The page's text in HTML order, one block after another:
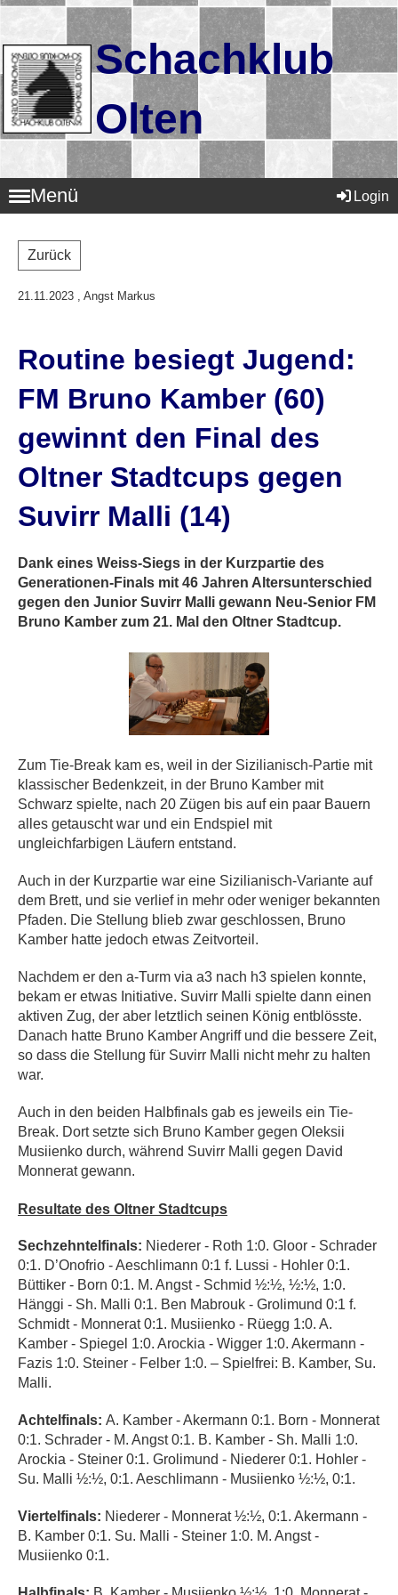
Schachklub
Olten
Menü Login
Zurück
21.11.2023 , Angst Markus
Routine besiegt Jugend:
FM Bruno Kamber (60)
gewinnt den Final des
Oltner Stadtcups gegen
Suvirr Malli (14)
Dank eines Weiss-Siegs in der Kurzpartie des
Generationen-Finals mit 46 Jahren Altersunterschied
gegen den Junior Suvirr Malli gewann Neu-Senior FM
Bruno Kamber zum 21. Mal den Oltner Stadtcup.
Zum Tie-Break kam es, weil in der Sizilianisch-Partie mit
klassischer Bedenkzeit, in der Bruno Kamber mit
Schwarz spielte, nach 20 Zügen bis auf ein paar Bauern
alles getauscht war und ein Endspiel mit
ungleichfarbigen Läufern entstand.
Auch in der Kurzpartie war eine Sizilianisch-Variante auf
dem Brett, und sie verlief in mehr oder weniger bekannten
Pfaden. Die Stellung blieb zwar geschlossen, Bruno
Kamber hatte jedoch etwas Zeitvorteil.
Nachdem er den a-Turm via a3 nach h3 spielen konnte,
bekam er etwas Initiative. Suvirr Malli spielte dann einen
aktiven Zug, der aber letztlich seinen König entblösste.
Danach hatte Bruno Kamber Angriff und die bessere Zeit,
so dass die Stellung für Suvirr Malli nicht mehr zu halten
war.
Auch in den beiden Halbfinals gab es jeweils ein Tie-
Break. Dort setzte sich Bruno Kamber gegen Oleksii
Musiienko durch, während Suvirr Malli gegen David
Monnerat gewann.
Resultate des Oltner Stadtcups
Sechzehntelfinals: Niederer - Roth 1:0. Gloor - Schrader
0:1. D’Onofrio - Aeschlimann 0:1 f. Lussi - Hohler 0:1.
Büttiker - Born 0:1. M. Angst - Schmid ½:½, ½:½, 1:0.
Hänggi - Sh. Malli 0:1. Ben Mabrouk - Grolimund 0:1 f.
Schmidt - Monnerat 0:1. Musiienko - Rüegg 1:0. A.
Kamber - Spiegel 1:0. Arockia - Wigger 1:0. Akermann -
Fazis 1:0. Steiner - Felber 1:0. – Spielfrei: B. Kamber, Su.
Malli.
Achtelfinals: A. Kamber - Akermann 0:1. Born - Monnerat
0:1. Schrader - M. Angst 0:1. B. Kamber - Sh. Malli 1:0.
Arockia - Steiner 0:1. Grolimund - Niederer 0:1. Hohler -
Su. Malli ½:½, 0:1. Aeschlimann - Musiienko ½:½, 0:1.
Viertelfinals: Niederer - Monnerat ½:½, 0:1. Akermann -
B. Kamber 0:1. Su. Malli - Steiner 1:0. M. Angst -
Musiienko 0:1.